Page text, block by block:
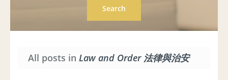
All posts in Law and Order 法律與治安